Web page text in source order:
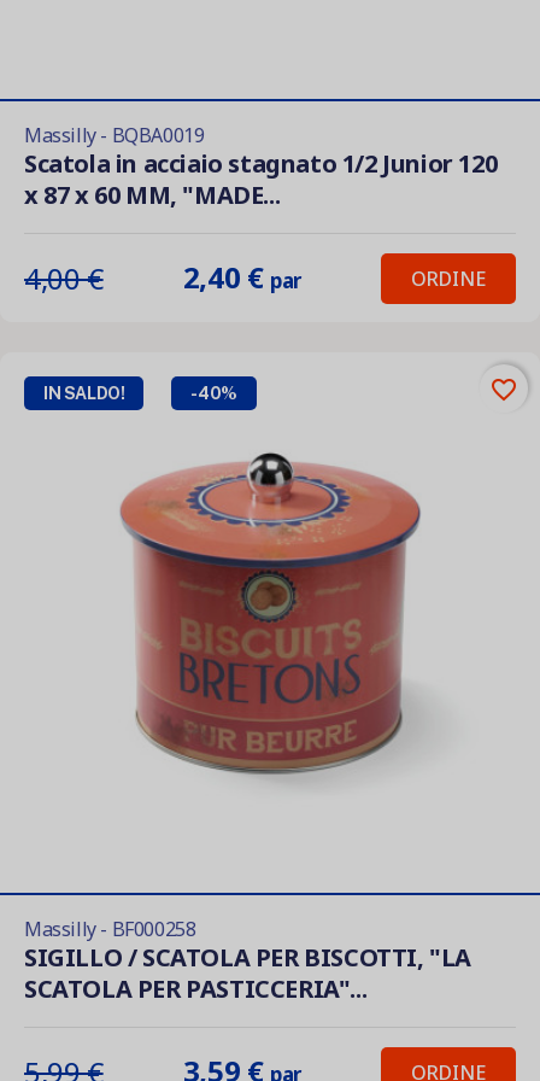
Massilly - BQBA0019
Scatola in acciaio stagnato 1/2 Junior 120
x 87 x 60 MM, "MADE...
4,00 € 2,40 € par ORDINE
Massilly - BF000258
SIGILLO / SCATOLA PER BISCOTTI, "LA
SCATOLA PER PASTICCERIA"...
5,99 € 3,59 € par ORDINE
IN SALDO! -40% favorite_border